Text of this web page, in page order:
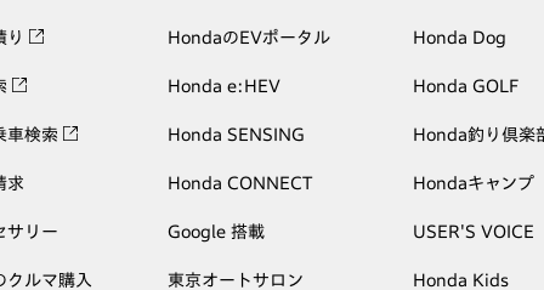
り
車検索
求
サリー
クルマ購入
HondaのEVポータル
Honda e:HEV
Honda SENSING
Honda CONNECT
Google 搭載
東京オートサロン
Honda Dog
Honda GOLF
Honda釣り倶楽
Hondaキャンプ
USER'S VOICE
Honda Kids